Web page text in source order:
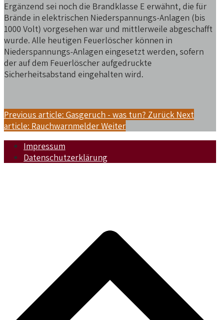
Ergänzend sei noch die Brandklasse E erwähnt, die für
Brände in elektrischen Niederspannungs-Anlagen (bis
1000 Volt) vorgesehen war und mittlerweile abgeschafft
wurde. Alle heutigen Feuerlöscher können in
Niederspannungs-Anlagen eingesetzt werden, sofern
der auf dem Feuerlöscher aufgedruckte
Sicherheitsabstand eingehalten wird.
Previous article: Gasgeruch - was tun? Zurück Next
article: RauchwarnmelderWeiter
Impressum
Datenschutzerklärung